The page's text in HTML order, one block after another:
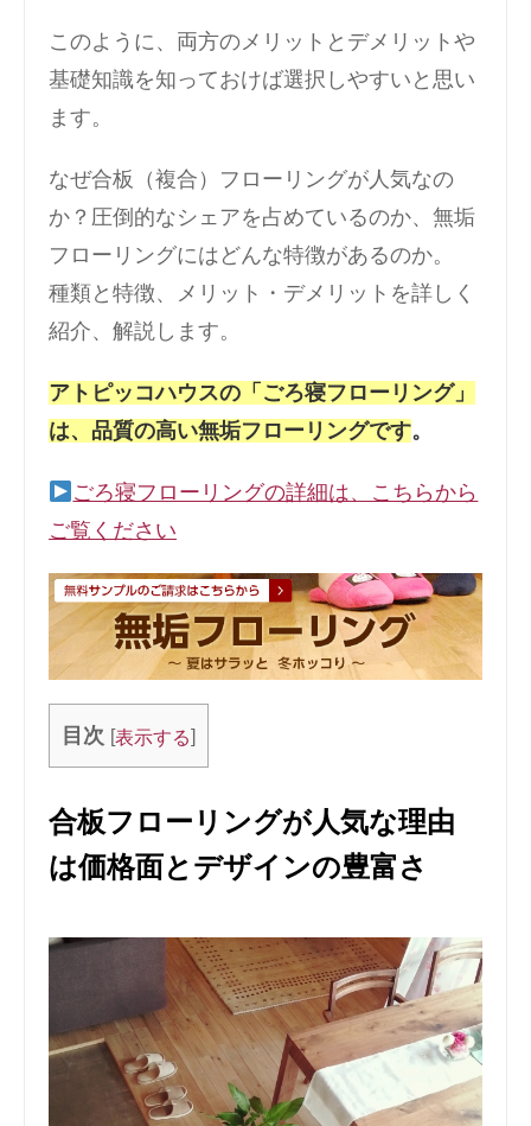
このように、両方のメリットとデメリットや
基礎知識を知っておけば選択しやすいと思い
ます。
なぜ合板（複合）フローリングが人気なの
か？圧倒的なシェアを占めているのか、無垢
フローリングにはどんな特徴があるのか。
種類と特徴、メリット・デメリットを詳しく
紹介、解説します。
アトピッコハウスの「ごろ寝フローリング」
は、品質の高い無垢フローリングです。
ごろ寝フローリングの詳細は、こちらから
ご覧ください
目次 [表示する]
合板フローリングが人気な理由
は価格面とデザインの豊富さ